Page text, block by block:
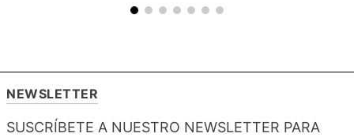
NEWSLETTER
SUSCRÍBETE A NUESTRO NEWSLETTER PARA